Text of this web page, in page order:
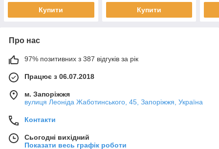
Купити Купити
Про нас
97% позитивних з 387 відгуків за рік
Працює з 06.07.2018
м. Запоріжжя
вулиця Леоніда Жаботинського, 45, Запоріжжя, Україна
Контакти
Сьогодні вихідний
Показати весь графік роботи